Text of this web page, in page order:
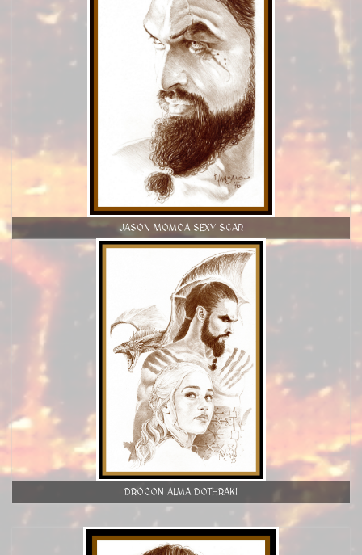
JASON MOMOA SEXY SCAR
DROGON ALMA DOTHRAKI